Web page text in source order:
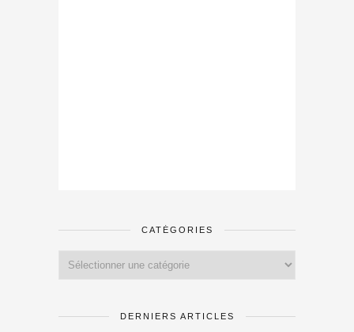
CATÉGORIES
DERNIERS ARTICLES